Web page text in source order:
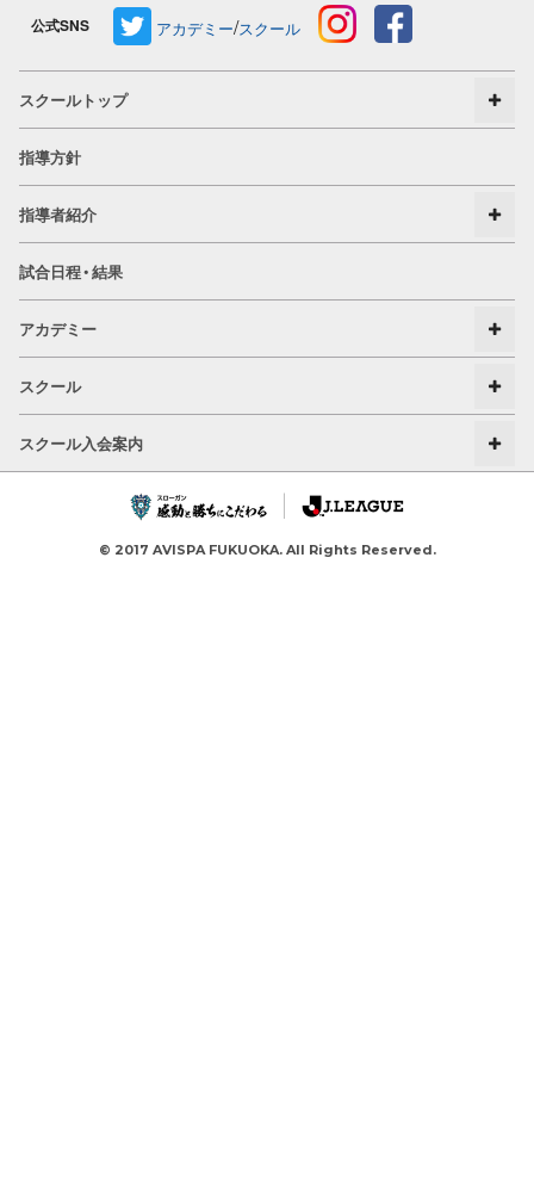
公式SNS アカデミー/スクール
スクールトップ
指導方針
指導者紹介
試合日程・結果
アカデミー
スクール
スクール入会案内
© 2017 AVISPA FUKUOKA. All Rights Reserved.